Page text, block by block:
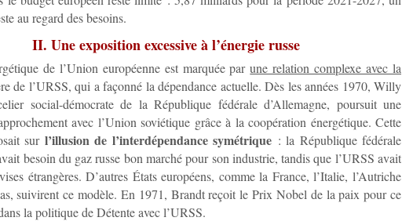
au regard des besoins.
II. Une exposition excessive à l’énergie russe
de l’Union européenne est marquée parune relation complexe avec la
de l’URSS, qui a façonné la dépendance actuelle. Dès les années 1970, Willy
social-démocrate de la République fédérale d’Allemagne, poursuit une
avec l’Union soviétique grâce à la coopération énergétique. Cette
sur l’illusion de l’interdépendance symétrique : la République fédérale
besoin du gaz russe bon marché pour son industrie, tandis que l’URSS avait
étrangères. D’autres États européens, comme la France, l’Italie, l’Autriche
suivirent ce modèle. En 1971, Brandt reçoit le Prix Nobel de la paix pour ce
la politique de Détente avec l’URSS.